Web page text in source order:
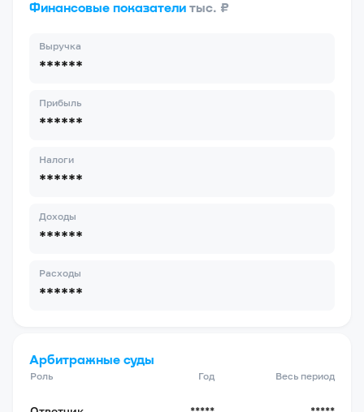
Финансовые показатели тыс. ₽
Выручка
******
Прибыль
******
Налоги
******
Доходы
******
Расходы
******
Арбитражные суды
Роль Год Весь период